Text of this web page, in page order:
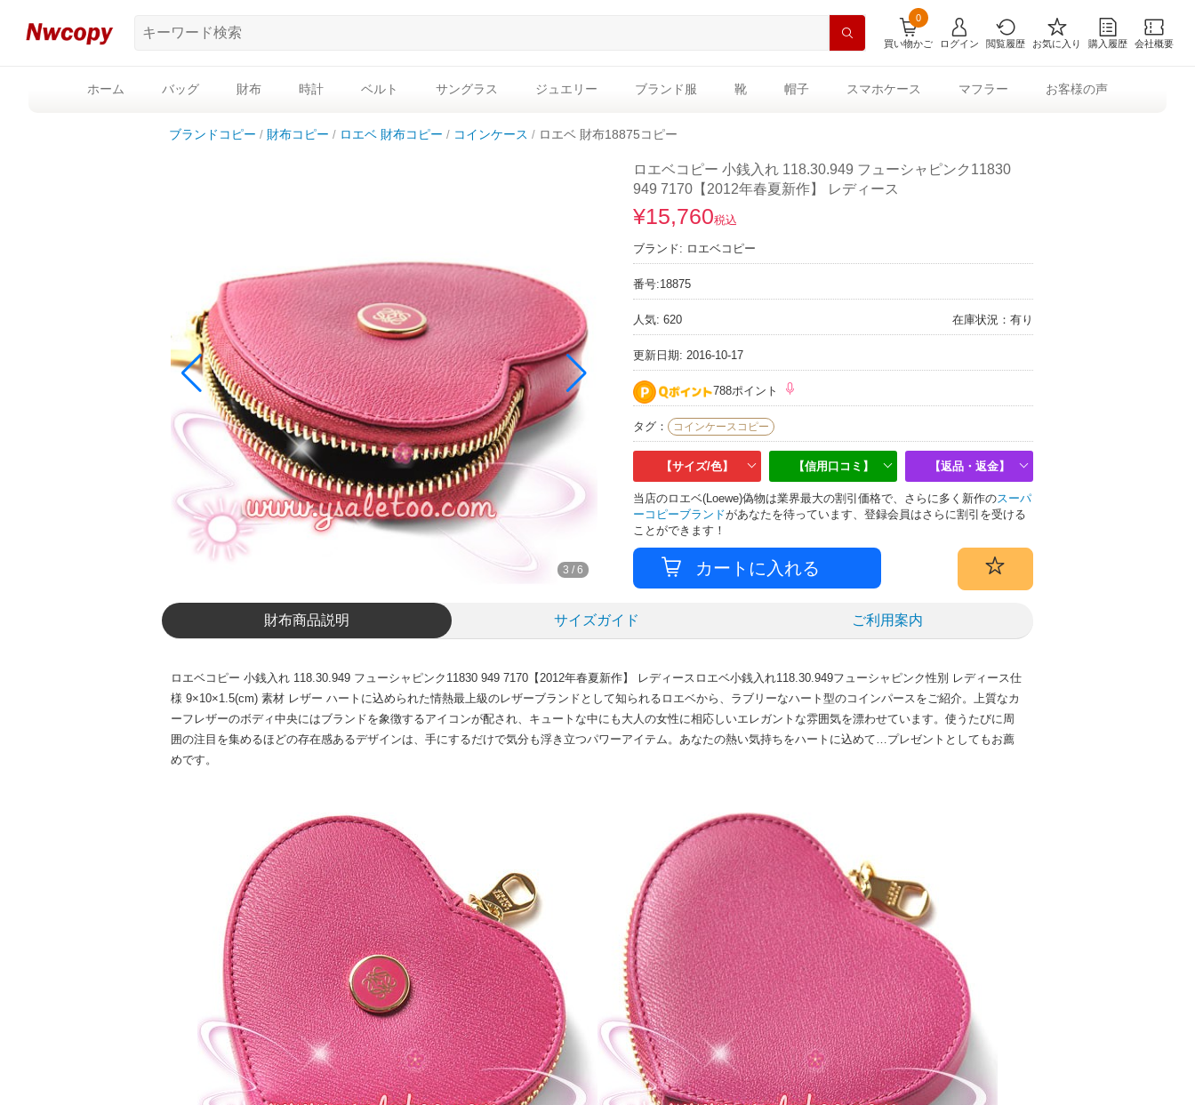
買い物かご
0
ログイン 閲覧履歴 お気に入り 購入履歴 会社概要
ホーム バッグ 財布 時計 ベルト サングラス ジュエリー ブランド服 靴 帽子 スマホケース マフラー お客様の声
ブランドコピー 財布コピー ロエベ 財布コピー コインケース ロエベ 財布18875コピー
3 / 6
ロエベコピー 小銭入れ 118.30.949 フューシャピンク11830
949 7170【2012年春夏新作】 レディース
¥15,760税込
ブランド: ロエベコピー
番号:18875
人気: 620 在庫状況：有り
更新日期: 2016-10-17
788ポイント
タグ： コインケースコピー
【サイズ/色】 【信用口コミ】 【返品・返金】
当店のロエベ(Loewe)偽物は業界最大の割引価格で、さらに多く新作のスーパ
ーコピーブランドがあなたを待っています、登録会員はさらに割引を受ける
ことができます！
財布商品説明 サイズガイド ご利用案内
ロエベコピー 小銭入れ 118.30.949 フューシャピンク11830 949 7170【2012年春夏新作】 レディースロエベ小銭入れ118.30.949フューシャピンク性別 レディース仕
様 9×10×1.5(cm) 素材 レザー ハートに込められた情熱最上級のレザーブランドとして知られるロエベから、ラブリーなハート型のコインパースをご紹介。上質なカ
ーフレザーのボディ中央にはブランドを象徴するアイコンが配され、キュートな中にも大人の女性に相応しいエレガントな雰囲気を漂わせています。使うたびに周
囲の注目を集めるほどの存在感あるデザインは、手にするだけで気分も浮き立つパワーアイテム。あなたの熱い気持ちをハートに込めて…プレゼントとしてもお薦
めです。